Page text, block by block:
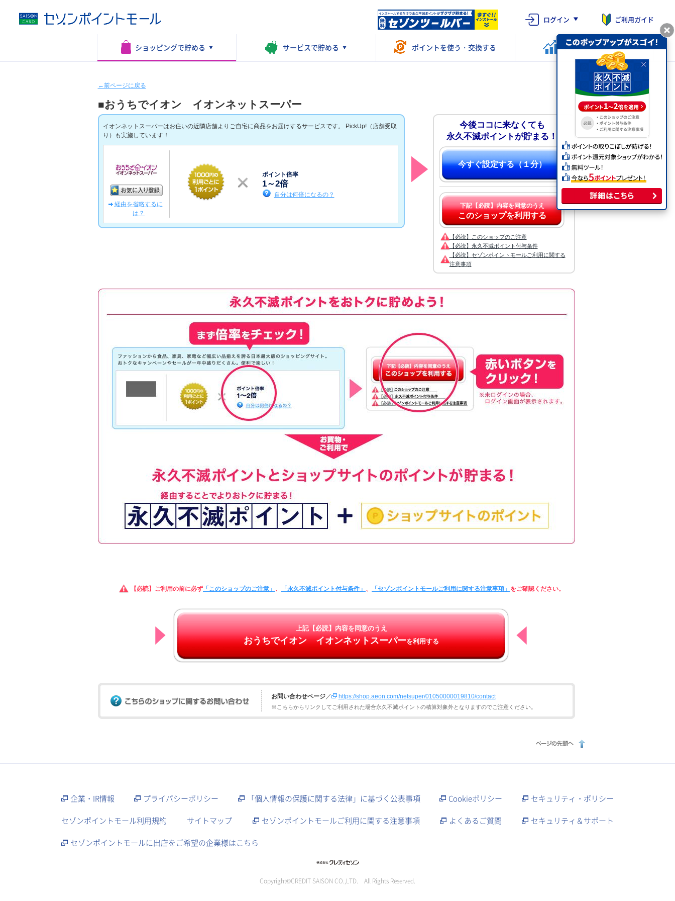
ログイン ご利用ガイド
ショッピングで貯める サービスで貯める ポイントを使う・交換する ポイントを運用する
←前ページに戻る
■おうちでイオン イオンネットスーパー
イオンネットスーパーはお住いの近隣店舗よりご自宅に商品をお届けするサービスです。 PickUp!（店舗受取
り）も実施しています！
経由を省略するに
は？
ポイント倍率
1～2倍
自分は何倍になるの？
今後ココに来なくても
永久不滅ポイントが貯まる！
今すぐ設定する（１分）
下記【必読】内容を同意のうえ
このショップを利用する
【必読】このショップのご注意
【必読】永久不滅ポイント付与条件
【必読】セゾンポイントモールご利用に関する
注意事項
【必読】ご利用の前に必ず 「このショップのご注意」 、 「永久不滅ポイント付与条件」 、 「セゾンポイントモールご利用に関する注意事項」 をご確認ください。
上記【必読】内容を同意のうえ
おうちでイオン イオンネットスーパーを利用する
お問い合わせページ／ https://shop.aeon.com/netsuper/01050000019810/contact
※こちらからリンクしてご利用された場合永久不滅ポイントの積算対象外となりますのでご注意ください。
企業・IR情報 プライバシーポリシー 「個人情報の保護に関する法律」に基づく公表事項 Cookieポリシー
セキュリティ・ポリシー
セゾンポイントモール利用規約
サイトマップ セゾンポイントモールご利用に関する注意事項 よくあるご質問
セキュリティ＆サポート
セゾンポイントモールに出店をご希望の企業様はこちら
Copyright©CREDIT SAISON CO.,LTD. All Rights Reserved.